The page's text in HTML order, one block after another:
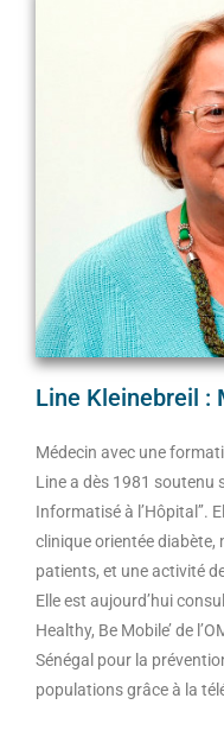
Line Kleinebreil :
Médecin avec une
Line a dès 1981 soutenu
Informatisé à l’Hôpital’’.
clinique orientée diabète,
patients, et une activité
Elle est aujourd’hui
Healthy, Be Mobile’ de
Sénégal pour la
populations grâce à la